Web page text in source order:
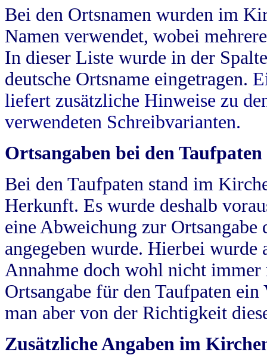
Bei den Ortsnamen wurden im
Namen verwendet, wobei
In dieser Liste wurde in der
deutsche Ortsname eingetragen.
liefert zusätzliche Hinweise zu
verwendeten Schreibvarianten.
Ortsangaben bei den Taufpaten
Bei den Taufpaten stand im
Herkunft. Es wurde deshalb
eine Abweichung zur
angegeben wurde. Hierbei wurde
Annahme doch wohl nicht
Ortsangabe für den Taufpaten
man aber von der Richtigkeit
Zusätzliche Angaben im